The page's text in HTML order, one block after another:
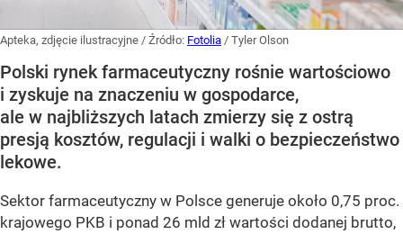
Apteka, zdjęcie ilustracyjne / Źródło: Fotolia / Tyler Olson
Polski rynek farmaceutyczny rośnie wartościowo
i zyskuje na znaczeniu w gospodarce,
ale w najbliższych latach zmierzy się z ostrą
presją kosztów, regulacji i walki o bezpieczeństwo
lekowe.
Sektor farmaceutyczny w Polsce generuje około 0,75 proc.
krajowego PKB i ponad 26 mld zł wartości dodanej brutto,